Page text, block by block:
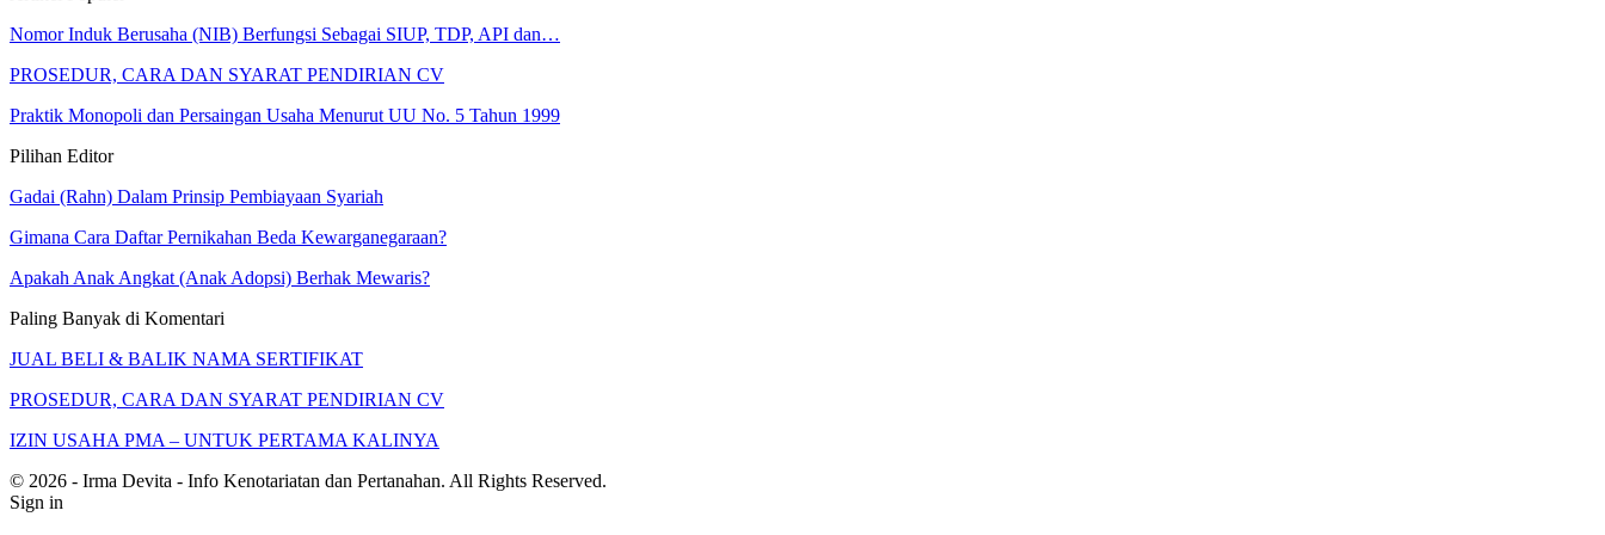
Nomor Induk Berusaha (NIB) Berfungsi Sebagai SIUP, TDP, API dan…
PROSEDUR, CARA DAN SYARAT PENDIRIAN CV
Praktik Monopoli dan Persaingan Usaha Menurut UU No. 5 Tahun 1999
Pilihan Editor
Gadai (Rahn) Dalam Prinsip Pembiayaan Syariah
Gimana Cara Daftar Pernikahan Beda Kewarganegaraan?
Apakah Anak Angkat (Anak Adopsi) Berhak Mewaris?
Paling Banyak di Komentari
JUAL BELI & BALIK NAMA SERTIFIKAT
PROSEDUR, CARA DAN SYARAT PENDIRIAN CV
IZIN USAHA PMA – UNTUK PERTAMA KALINYA
© 2026 - Irma Devita - Info Kenotariatan dan Pertanahan. All Rights Reserved.
Sign in